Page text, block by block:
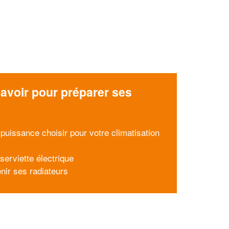
pour préparer ses
choisir pour votre climatisation
électrique
ses radiateurs